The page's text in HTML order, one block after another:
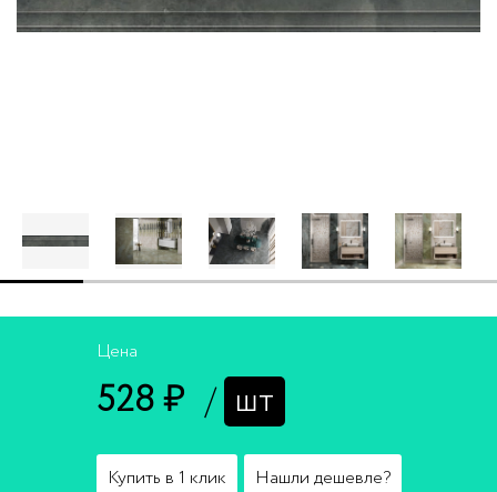
Цена
528 ₽ / шт
Купить в 1 клик Нашли дешевле?